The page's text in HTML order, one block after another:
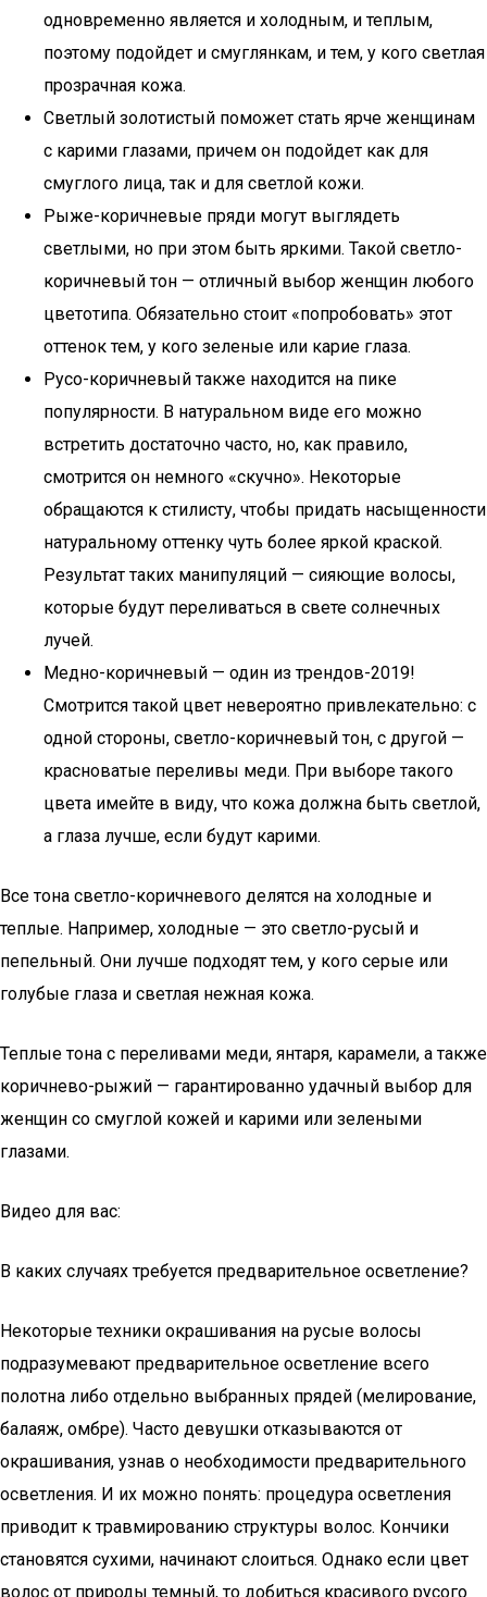
одновременно является и холодным, и теплым,
поэтому подойдет и смуглянкам, и тем, у кого светлая
прозрачная кожа.
Светлый золотистый поможет стать ярче женщинам
с карими глазами, причем он подойдет как для
смуглого лица, так и для светлой кожи.
Рыже-коричневые пряди могут выглядеть
светлыми, но при этом быть яркими. Такой светло-
коричневый тон — отличный выбор женщин любого
цветотипа. Обязательно стоит «попробовать» этот
оттенок тем, у кого зеленые или карие глаза.
Русо-коричневый также находится на пике
популярности. В натуральном виде его можно
встретить достаточно часто, но, как правило,
смотрится он немного «скучно». Некоторые
обращаются к стилисту, чтобы придать насыщенности
натуральному оттенку чуть более яркой краской.
Результат таких манипуляций — сияющие волосы,
которые будут переливаться в свете солнечных
лучей.
Медно-коричневый — один из трендов-2019!
Смотрится такой цвет невероятно привлекательно: с
одной стороны, светло-коричневый тон, с другой —
красноватые переливы меди. При выборе такого
цвета имейте в виду, что кожа должна быть светлой,
а глаза лучше, если будут карими.
Все тона светло-коричневого делятся на холодные и
теплые. Например, холодные — это светло-русый и
пепельный. Они лучше подходят тем, у кого серые или
голубые глаза и светлая нежная кожа.
Теплые тона с переливами меди, янтаря, карамели, а также
коричнево-рыжий — гарантированно удачный выбор для
женщин со смуглой кожей и карими или зелеными
глазами.
Видео для вас:
В каких случаях требуется предварительное осветление?
Некоторые техники окрашивания на русые волосы
подразумевают предварительное осветление всего
полотна либо отдельно выбранных прядей (мелирование,
балаяж, омбре). Часто девушки отказываются от
окрашивания, узнав о необходимости предварительного
осветления. И их можно понять: процедура осветления
приводит к травмированию структуры волос. Кончики
становятся сухими, начинают слоиться. Однако если цвет
волос от природы темный, то добиться красивого русого